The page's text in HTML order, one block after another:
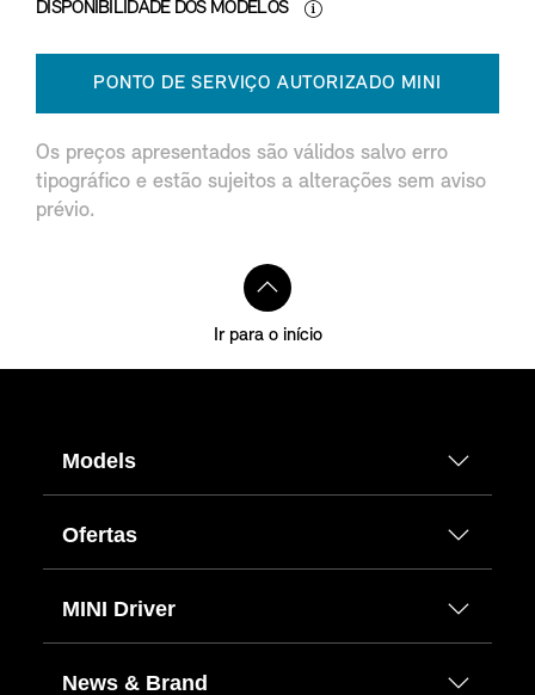
DISPONIBILIDADE DOS MODELOS
PONTO DE SERVIÇO AUTORIZADO MINI
Os preços apresentados são válidos salvo erro
tipográfico e estão sujeitos a alterações sem aviso
prévio.
Ir para o início
Models
Ofertas
MINI Driver
News & Brand